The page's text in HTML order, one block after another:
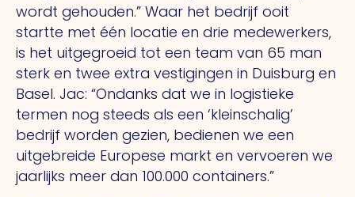
wordt gehouden.” Waar het bedrijf ooit
startte met één locatie en drie medewerkers,
is het uitgegroeid tot een team van 65 man
sterk en twee extra vestigingen in Duisburg en
Basel. Jac: “Ondanks dat we in logistieke
termen nog steeds als een ‘kleinschalig’
bedrijf worden gezien, bedienen we een
uitgebreide Europese markt en vervoeren we
jaarlijks meer dan 100.000 containers.”